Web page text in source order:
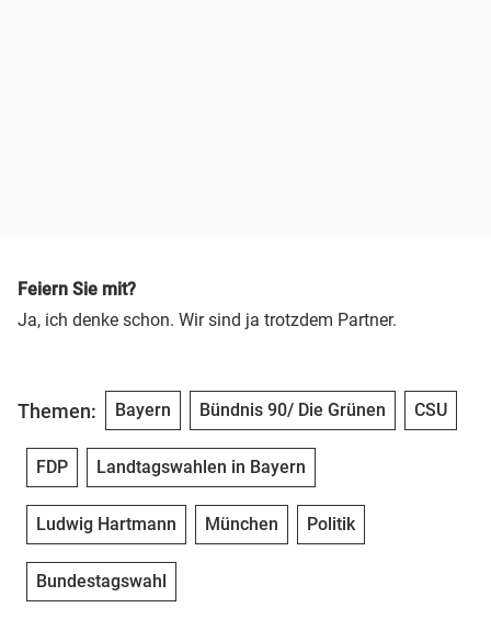
Feiern Sie mit?
Ja, ich denke schon. Wir sind ja trotzdem Partner.
Themen: Bayern Bündnis 90/ Die Grünen CSU
FDP Landtagswahlen in Bayern
Ludwig Hartmann München Politik
Bundestagswahl